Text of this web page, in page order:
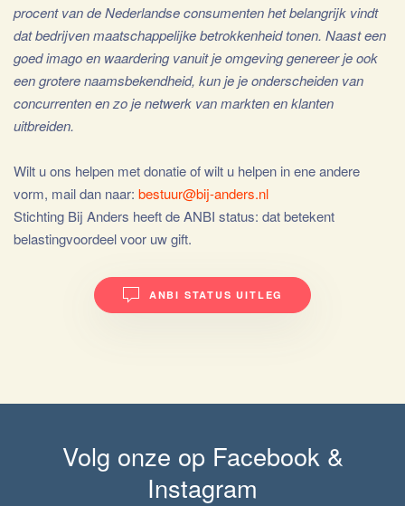
procent van de Nederlandse consumenten het belangrijk vindt
dat bedrijven maatschappelijke betrokkenheid tonen. Naast een
goed imago en waardering vanuit je omgeving genereer je ook
een grotere naamsbekendheid, kun je je onderscheiden van
concurrenten en zo je netwerk van markten en klanten
uitbreiden.
Wilt u ons helpen met donatie of wilt u helpen in ene andere
vorm, mail dan naar: bestuur@bij-anders.nl
Stichting Bij Anders heeft de ANBI status: dat betekent
belastingvoordeel voor uw gift.
ANBI STATUS UITLEG
Volg onze op Facebook &
Instagram